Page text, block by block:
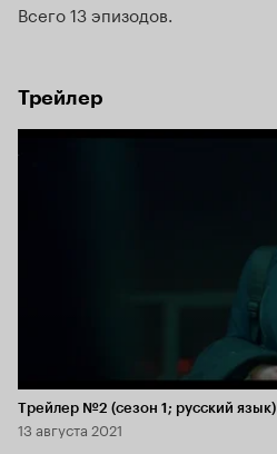
Всего 13 эпизодов
Трейлер
Длительность 1 мин
Трейлер №2 (сезон 1; русский язык)
13 августа 2021